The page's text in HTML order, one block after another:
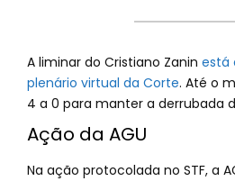
A liminar do Cristiano Zanin está
plenário virtual da Corte. Até o
4 a 0 para manter a derrubada
Ação da AGU
Na ação protocolada no STF, a